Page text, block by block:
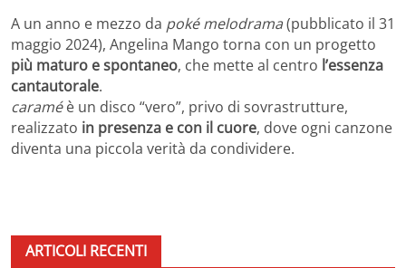
A un anno e mezzo da poké melodrama(pubblicato il 31
maggio 2024), Angelina Mango torna con un progetto
più maturo e spontaneo, che mette al centro l’essenza
cantautorale.
caraméè un disco “vero”, privo di sovrastrutture,
realizzato in presenza e con il cuore, dove ogni canzone
diventa una piccola verità da condividere.
ARTICOLI RECENTI